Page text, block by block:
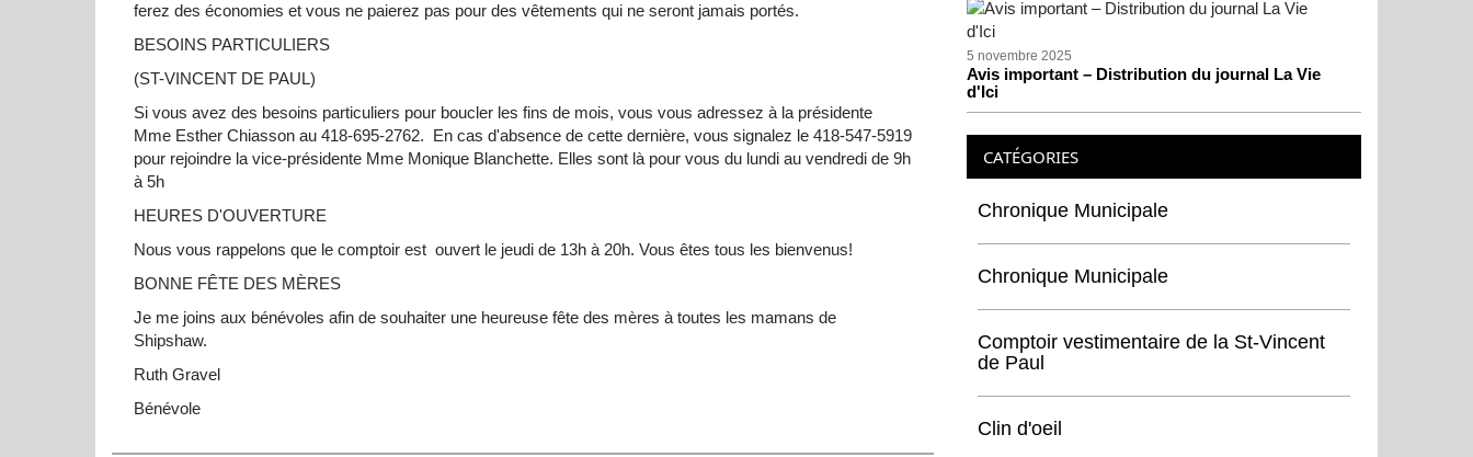
ferez des économies et vous ne paierez pas pour des vêtements qui ne seront jamais portés.
BESOINS PARTICULIERS
(ST-VINCENT DE PAUL)
Si vous avez des besoins particuliers pour boucler les fins de mois, vous vous adressez à la présidente
Mme Esther Chiasson au 418-695-2762. En cas d'absence de cette dernière, vous signalez le 418-547-5919
pour rejoindre la vice-présidente Mme Monique Blanchette. Elles sont là pour vous du lundi au vendredi de 9h
à 5h
HEURES D'OUVERTURE
Nous vous rappelons que le comptoir est ouvert le jeudi de 13h à 20h. Vous êtes tous les bienvenus!
BONNE FÊTE DES MÈRES
Je me joins aux bénévoles afin de souhaiter une heureuse fête des mères à toutes les mamans de
Shipshaw.
Ruth Gravel
Bénévole
5 novembre 2025
Avis important – Distribution du journal La Vie
d'Ici
CATÉGORIES
Chronique Municipale
Chronique Municipale
Comptoir vestimentaire de la St-Vincent
de Paul
Clin d'oeil